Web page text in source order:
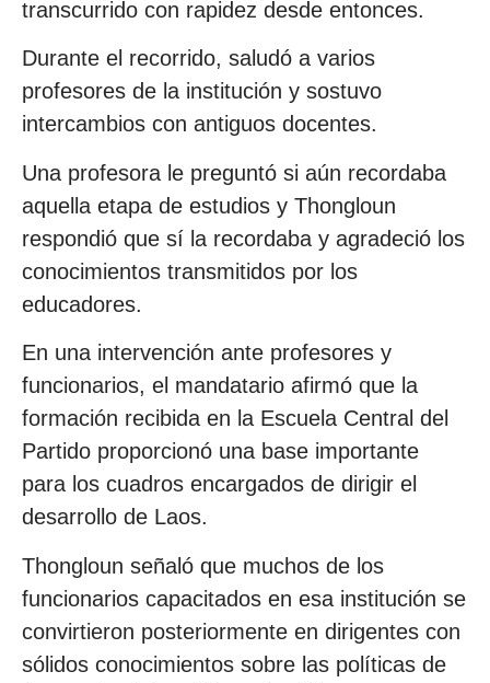
transcurrido con rapidez desde entonces.
Durante el recorrido, saludó a varios
profesores de la institución y sostuvo
intercambios con antiguos docentes.
Una profesora le preguntó si aún recordaba
aquella etapa de estudios y Thongloun
respondió que sí la recordaba y agradeció los
conocimientos transmitidos por los
educadores.
En una intervención ante profesores y
funcionarios, el mandatario afirmó que la
formación recibida en la Escuela Central del
Partido proporcionó una base importante
para los cuadros encargados de dirigir el
desarrollo de Laos.
Thongloun señaló que muchos de los
funcionarios capacitados en esa institución se
convirtieron posteriormente en dirigentes con
sólidos conocimientos sobre las políticas de